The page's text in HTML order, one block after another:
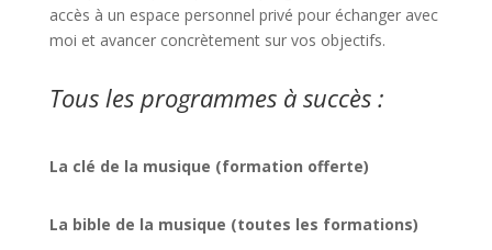
accès à un espace personnel privé pour échanger avec
moi et avancer concrètement sur vos objectifs.
Tous les programmes à succès :
La clé de la musique (formation offerte)
La bible de la musique (toutes les formations)